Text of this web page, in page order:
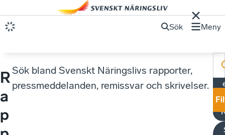
Sök Meny
R
a
p
Sök bland Svenskt Näringslivs rapporter,
pressmeddelanden, remissvar och skrivelser.